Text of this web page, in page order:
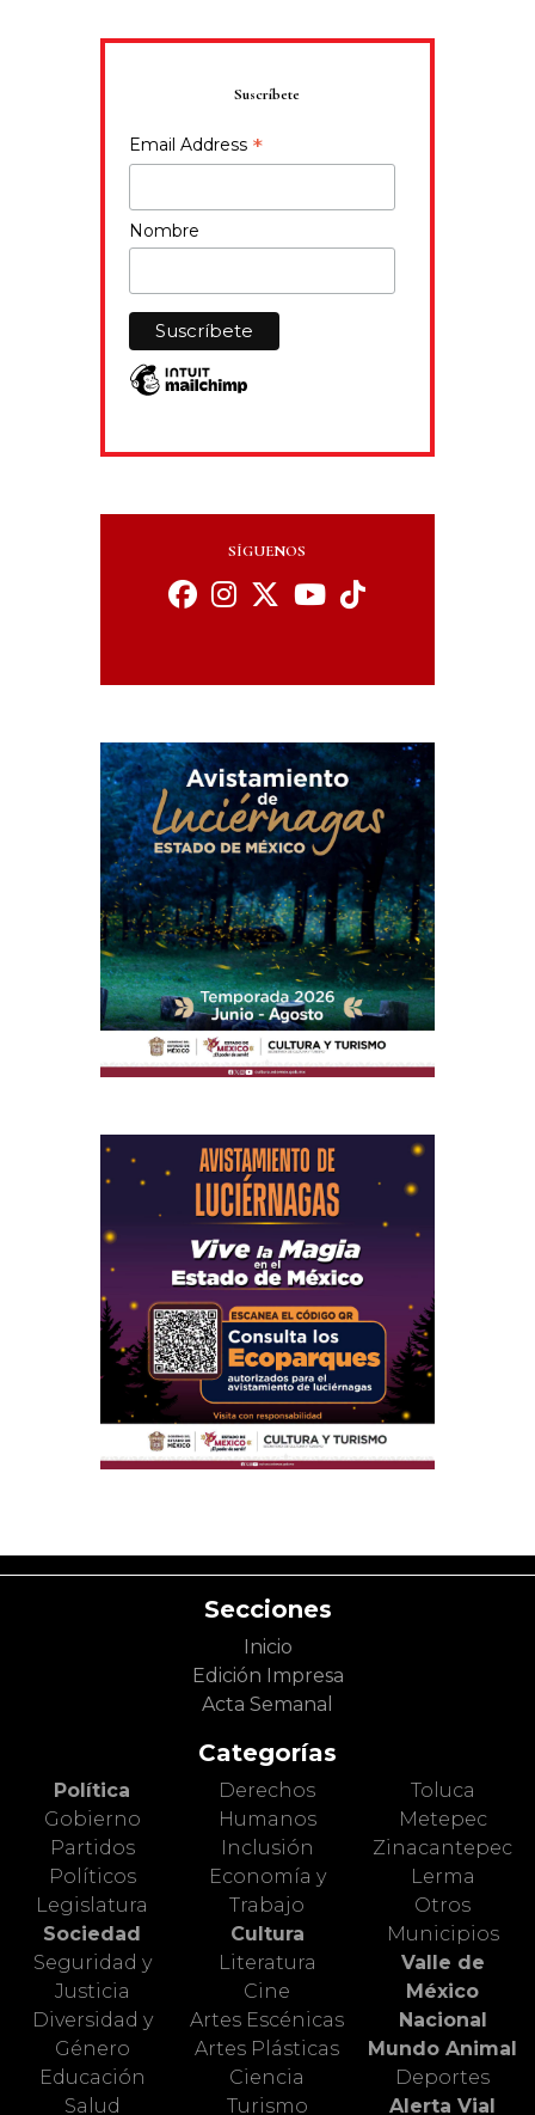
Suscríbete
Email Address *
Nombre
SÍGUENOS
Secciones
Inicio
Edición Impresa
Acta Semanal
Categorías
Política
Gobierno
Partidos
Políticos
Legislatura
Sociedad
Seguridad y
Justicia
Diversidad y
Género
Educación
Salud
Derechos
Humanos
Inclusión
Economía y
Trabajo
Cultura
Literatura
Cine
Artes Escénicas
Artes Plásticas
Ciencia
Turismo
Toluca
Metepec
Zinacantepec
Lerma
Otros
Municipios
Valle de
México
Nacional
Mundo Animal
Deportes
Alerta Vial